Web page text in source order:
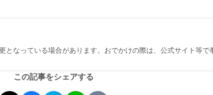
なっている場合があります。おでかけの際は、公式サイト等で
この記事をシェアする